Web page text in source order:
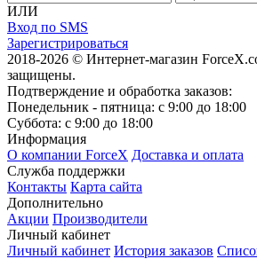
ИЛИ
Вход по SMS
Зарегистрироваться
2018-2026 © Интернет-магазин
защищены.
Подтверждение и обработка заказов:
Понедельник - пятница: с 9:00 до 18:00
Суббота: с 9:00 до 18:00
Информация
О компании ForceX Доставка и оплата
Служба поддержки
Контакты Карта сайта
Дополнительно
Акции Производители
Личный кабинет
Личный кабинет История заказов